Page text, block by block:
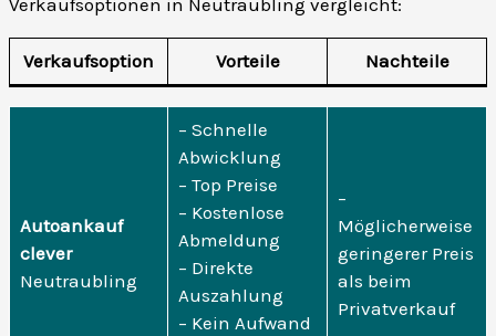
Verkaufsoptionen in Neutraubling vergleicht:
Verkaufsoption Vorteile Nachteile
Autoankauf
clever
Neutraubling
– Schnelle
Abwicklung
– Top Preise
– Kostenlose
Abmeldung
– Direkte
Auszahlung
– Kein Aufwand
–
Möglicherweise
geringerer Preis
als beim
Privatverkauf